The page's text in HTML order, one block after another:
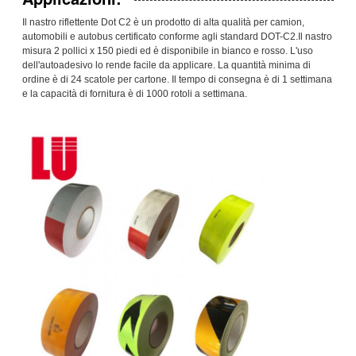
Il nastro riflettente Dot C2 è un prodotto di alta qualità per camion,
automobili e autobus certificato conforme agli standard DOT-C2.Il nastro
misura 2 pollici x 150 piedi ed è disponibile in bianco e rosso. L'uso
dell'autoadesivo lo rende facile da applicare. La quantità minima di
ordine è di 24 scatole per cartone. Il tempo di consegna è di 1 settimana
e la capacità di fornitura è di 1000 rotoli a settimana.